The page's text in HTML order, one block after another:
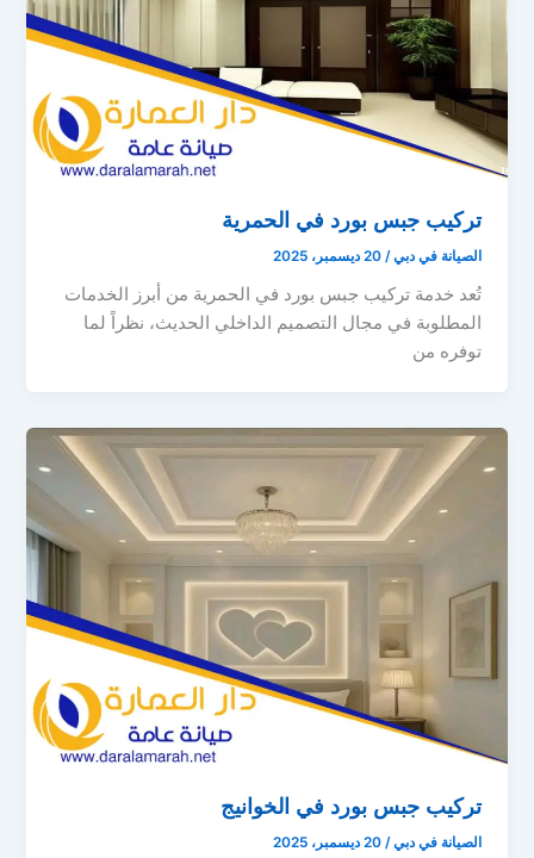
تركيب جبس بورد في الحمرية
الصيانة في دبي/20 ديسمبر، 2025
تُعد خدمة تركيب جبس بورد في الحمرية من أبرز الخدمات
المطلوبة في مجال التصميم الداخلي الحديث، نظراً لما
توفره من
تركيب جبس بورد في الخوانيج
الصيانة في دبي/20 ديسمبر، 2025